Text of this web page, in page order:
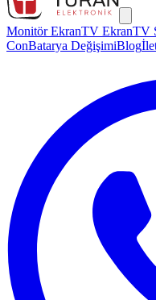
Monitör EkranTV EkranTV
ConBatarya DeğişimiBlog